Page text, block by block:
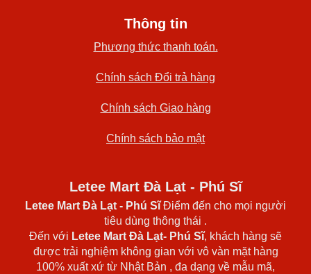
Thông tin
Phương thức thanh toán.
Chính sách Đổi trả hàng
Chính sách Giao hàng
Chính sách bảo mật
Letee Mart Đà Lạt - Phú Sĩ
Letee Mart Đà Lạt - Phú SĩĐiểm đến cho mọi người
tiêu dùng thông thái .
Đến với Letee Mart Đà Lạt- Phú Sĩ, khách hàng sẽ
được trải nghiệm không gian với vô vàn mặt hàng
100% xuất xứ từ Nhật Bản , đa dạng về mẫu mã,